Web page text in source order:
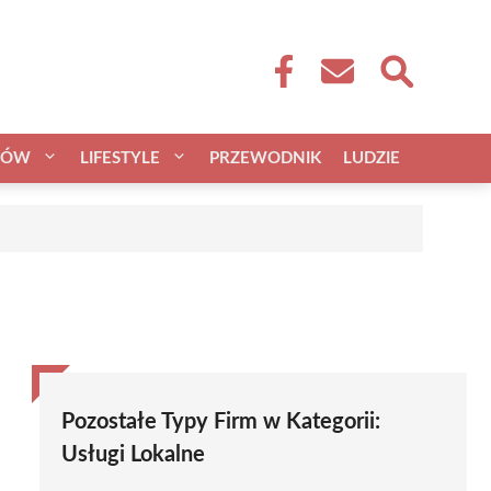
LIFESTYLE PRZEWODNIK LUDZIE
Pozostałe Typy Firm w Kategorii:
Usługi Lokalne